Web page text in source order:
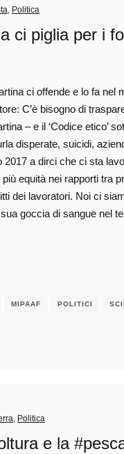
Politica
ci piglia per i
ci offende e lo fa nel
C’è bisogno di
– e il ‘Codice etico’
disperate, suicidi,
a dirci che ci sta
equità nei rapporti tra
dei lavoratori. Noi ci
goccia di sangue nel
MIPAAF POLITICI
Politica
e la